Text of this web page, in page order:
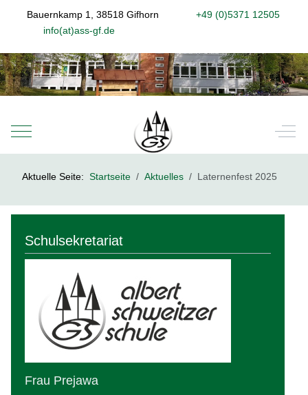
Bauernkamp 1, 38518 Gifhorn
+49 (0)5371 12505
info(at)ass-gf.de
Mobile Menu Toggle Off-
Aktuelle Seite:Startseite Aktuelles Laternenfest 2025
Schulsekretariat
Frau Prejawa